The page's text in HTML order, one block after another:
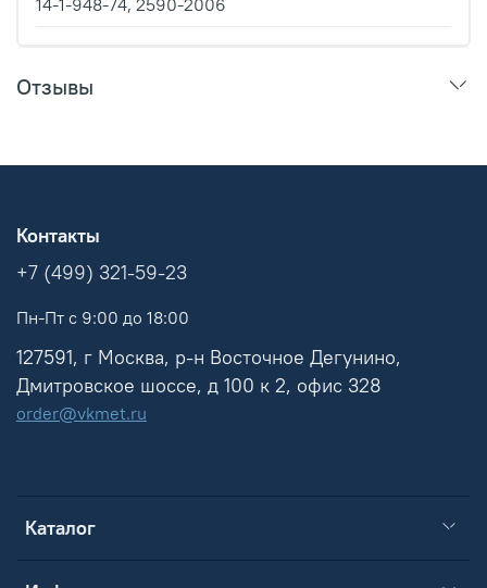
14-1-948-74, 2590-2006
Отзывы
Каталог
Контакты
+7 (499) 321-59-23
Пн-Пт с 9:00 до 18:00
127591, г Москва, р-н Восточное Дегунино,
Дмитровское шоссе, д 100 к 2, офис 328
order@vkmet.ru